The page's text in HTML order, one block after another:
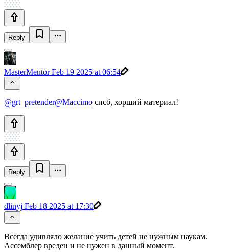
Reply
MasterMentorFeb 19 2025 at 06:54
@grt_pretender@Maccimo спсб, хорший материал!
Reply
dlinyj Feb 18 2025 at 17:30
Всегда удивляло желание учить детей не нужным наукам.
Ассемблер вреден и не нужен в данный момент.